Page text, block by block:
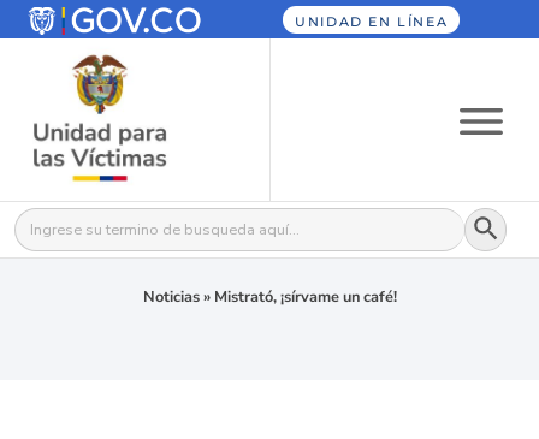
UNIDAD EN LÍNEA
Buscar: Botón
Noticias» Mistrató, ¡sírvame un café!